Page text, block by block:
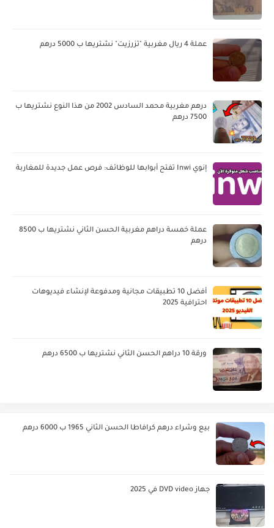
عملة 4 ريال مغربية "تزرزيت" نشتريها ب 5000 درهم
درهم مغربية محمد السادس 2002 من هذا النوع نشتريها ب
7500 درهم
إنوي Inwi تفتح أبوابها للوظائف: فرص عمل جديدة للمغاربة
عملة خمسة دراهم مغربية الحسن الثاني نشتريها ب 8500
درهم
أفضل 10 تطبيقات مجانية ومدفوعة لإنشاء فيديوهات
احترافية 2025
ورقة 10 دراهم الحسن الثاني نشتريها ب 6500 درهم
بيع وشراء درهم كرافاطا الحسن الثاني 1965 ب 6000 درهم
جهاز DVD video في 2025